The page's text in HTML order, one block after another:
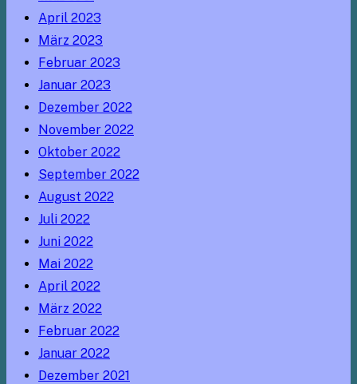
April 2023
März 2023
Februar 2023
Januar 2023
Dezember 2022
November 2022
Oktober 2022
September 2022
August 2022
Juli 2022
Juni 2022
Mai 2022
April 2022
März 2022
Februar 2022
Januar 2022
Dezember 2021